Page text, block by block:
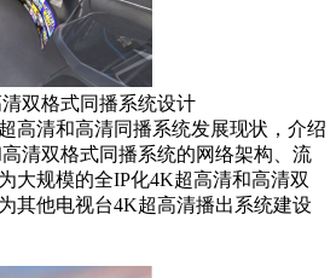
双格式同播系统设计
高清和高清同播系统发展现状，介绍
清双格式同播系统的网络架构、流
大规模的全IP化4K超高清和高清双
其他电视台4K超高清播出系统建设